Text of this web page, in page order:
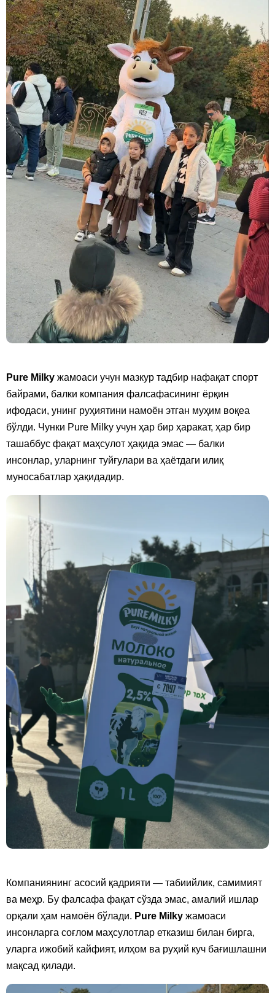
Pure Milky жамоаси учун мазкур тадбир нафақат спорт
байрами, балки компания фалсафасининг ёрқин
ифодаси, унинг руҳиятини намоён этган муҳим воқеа
бўлди. Чунки Pure Milky учун ҳар бир ҳаракат, ҳар бир
ташаббус фақат маҳсулот ҳақида эмас — балки
инсонлар, уларнинг туйғулари ва ҳаётдаги илиқ
муносабатлар ҳақидадир.
Компаниянинг асосий қадрияти — табиийлик, самимият
ва меҳр. Бу фалсафа фақат сўзда эмас, амалий ишлар
орқали ҳам намоён бўлади. Pure Milky жамоаси
инсонларга соғлом маҳсулотлар етказиш билан бирга,
уларга ижобий кайфият, илҳом ва руҳий куч бағишлашни
мақсад қилади.